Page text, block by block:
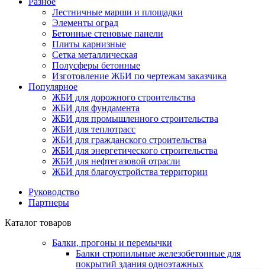
Лестничные марши и площадки
Элементы оград
Бетонные стеновые панели
Плиты карнизные
Сетка металлическая
Полусферы бетонные
Изготовление ЖБИ по чертежам заказчика
Популярное
ЖБИ для дорожного строительства
ЖБИ для фундамента
ЖБИ для промышленного строительства
ЖБИ для теплотрасс
ЖБИ для гражданского строительства
ЖБИ для энергетического строительства
ЖБИ для нефтегазовой отрасли
ЖБИ для благоустройства территории
Руководство
Партнеры
Каталог товаров
Балки, прогоны и перемычки
Балки стропильные железобетонные для
покрытий здания одноэтажных